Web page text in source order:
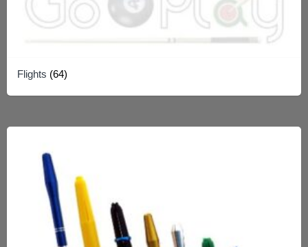
Flights (64)